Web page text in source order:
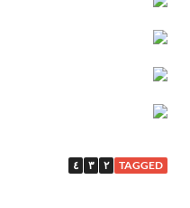
TAGGED ٢ ٣ ٤